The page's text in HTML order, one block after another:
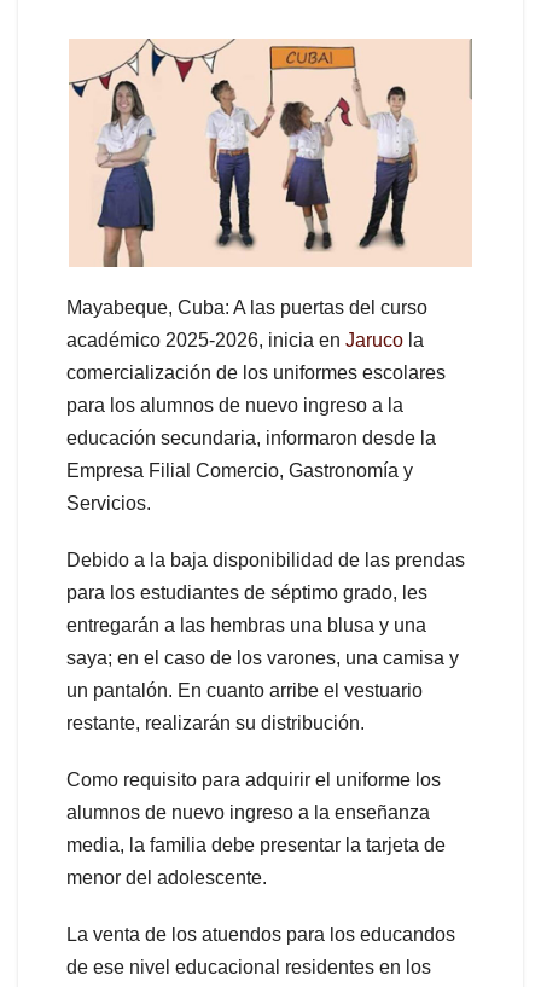
Mayabeque, Cuba: A las puertas del curso
académico 2025-2026, inicia en Jaruco la
comercialización de los uniformes escolares
para los alumnos de nuevo ingreso a la
educación secundaria, informaron desde la
Empresa Filial Comercio, Gastronomía y
Servicios.
Debido a la baja disponibilidad de las prendas
para los estudiantes de séptimo grado, les
entregarán a las hembras una blusa y una
saya; en el caso de los varones, una camisa y
un pantalón. En cuanto arribe el vestuario
restante, realizarán su distribución.
Como requisito para adquirir el uniforme los
alumnos de nuevo ingreso a la enseñanza
media, la familia debe presentar la tarjeta de
menor del adolescente.
La venta de los atuendos para los educandos
de ese nivel educacional residentes en los